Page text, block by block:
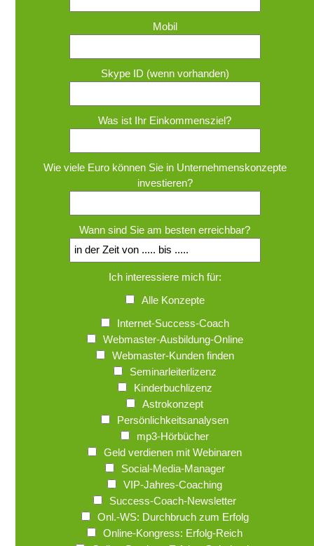
Mobil
Skype ID (wenn vorhanden)
Was ist Ihr Einkommensziel?
Wie viele Euro können Sie in Unternehmenskonzepte
investieren?
Wann sind Sie am besten erreichbar?
Ich interessiere mich für:
Alle Konzepte
Internet-Success-Coach
Webmaster-Ausbildung-Online
Webmaster-Kunden finden
Seminarleiterlizenz
Kinderbuchlizenz
Astrokonzept
Persönlichkeitsanalysen
mp3-Hörbücher
Geld verdienen mit Webinaren
Social-Media-Manager
VIP-Jahres-Coaching
Success-Coach-Newsletter
Onl.-WS: Durchbruch zum Erfolg
Online-Kongress: Erfolg-Reich